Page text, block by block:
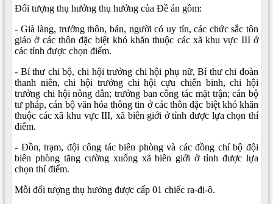
Đối tượng thụ hưởng thụ hưởng của Đề án gồm:
- Già làng, trưởng thôn, bản, người có uy tín, các chức sắc tôn
giáo ở các thôn đặc biệt khó khăn thuộc các xã khu vực III ở
các tỉnh được chọn điểm.
- Bí thư chi bộ, chi hội trưởng chi hội phụ nữ, Bí thư chi đoàn
thanh niên, chi hội trưởng chi hội cựu chiến binh, chi hội
trưởng chi hội nông dân; trưởng ban công tác mặt trận; cán bộ
tư pháp, cán bộ văn hóa thông tin ở các thôn đặc biệt khó khăn
thuộc các xã khu vực III, xã biên giới ở tỉnh được lựa chọn thí
điểm.
- Đồn, trạm, đội công tác biên phòng và các đồng chí bộ đội
biên phòng tăng cường xuống xã biên giới ở tỉnh được lựa
chọn thí điểm.
Mỗi đối tượng thụ hưởng được cấp 01 chiếc ra-đi-ô.